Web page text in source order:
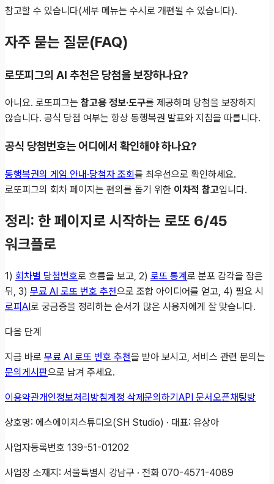
참고할 수 있습니다(세부 메뉴는 수시로 개편될 수 있습니다).
자주 묻는 질문(FAQ)
로또피그의 AI 추천은 당첨을 보장하나요?
아니요. 로또피그는 참고용 정보·도구를 제공하며 당첨을 보장하지
않습니다. 공식 당첨 여부는 항상 동행복권 발표와 지침을 따릅니다.
공식 당첨번호는 어디에서 확인해야 하나요?
동행복권의 게임 안내·당첨자 조회를 최우선으로 확인하세요.
로또피그의 회차 페이지는 편의를 돕기 위한 이차적 참고입니다.
정리: 한 페이지로 시작하는 로또 6/45
워크플로
1) 회차별 당첨번호로 흐름을 보고, 2) 로또 통계로 분포 감각을 잡은
뒤, 3) 무료 AI 로또 번호 추천으로 조합 아이디어를 얻고, 4) 필요 시
로피AI로 궁금증을 정리하는 순서가 많은 사용자에게 잘 맞습니다.
다음 단계
지금 바로 무료 AI 로또 번호 추천을 받아 보시고, 서비스 관련 문의는
문의게시판으로 남겨 주세요.
이용약관개인정보처리방침계정 삭제문의하기API 문서오픈채팅방
상호명: 에스에이치스튜디오(SH Studio) · 대표: 유상아
사업자등록번호 139-51-01202
사업장 소재지: 서울특별시 강남구 · 전화 070-4571-4089